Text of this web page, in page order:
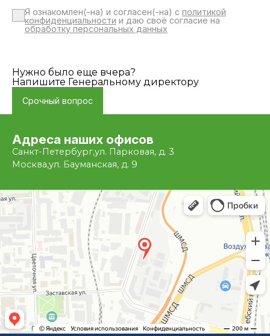
Я ознакомлен(-на) и согласен(-на) сполитикой
конфиденциальности и даю своё согласие на
обработку персональных данных
Нужно было еще вчера?
Напишите Генеральному директору
Срочный вопрос
Адреса наших офисов
Санкт-Петербург,ул. Парковая, д. 3
Москва,ул. Бауманская, д. 9